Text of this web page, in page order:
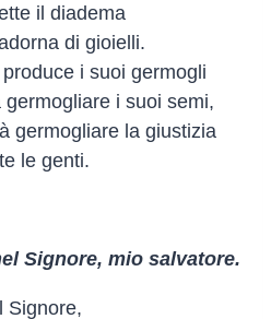
il diadema
di gioielli.
i suoi germogli
i suoi semi,
germogliare la giustizia
le genti.
Signore, mio salvatore.
Signore,